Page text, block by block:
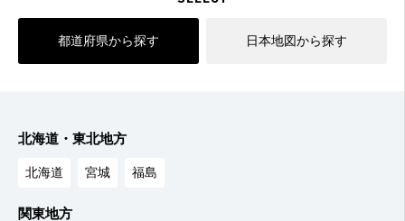
都道府県から探す 日本地図から探す
北海道・東北地方
北海道 宮城 福島
関東地方